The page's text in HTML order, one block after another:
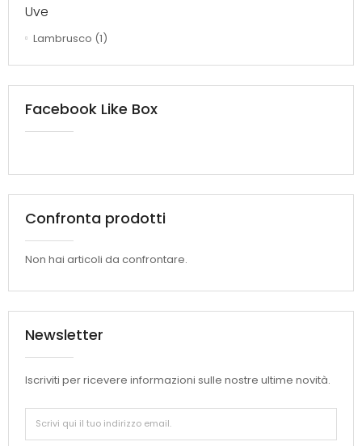
Uve
Lambrusco (1)
Facebook Like Box
Confronta prodotti
Non hai articoli da confrontare.
Newsletter
Iscriviti per ricevere informazioni sulle nostre ultime novità.